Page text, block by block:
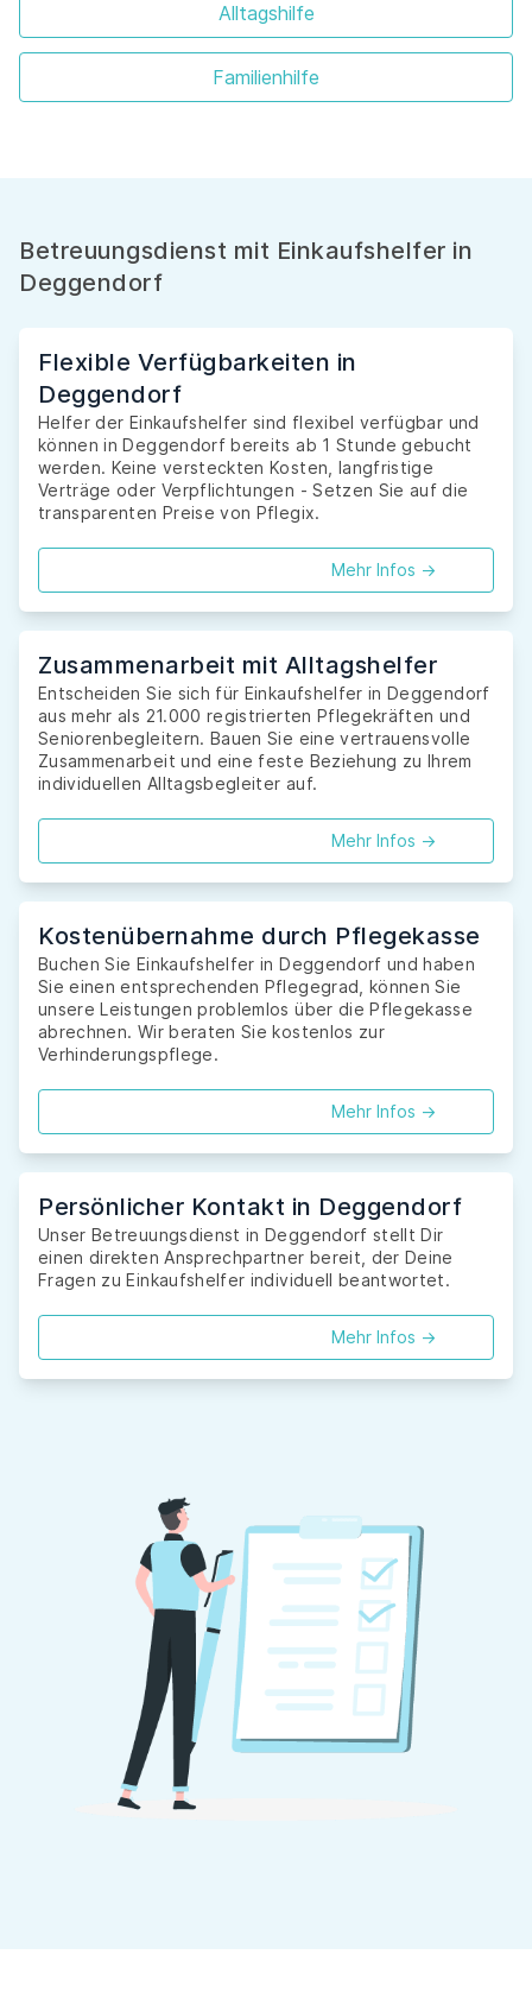
Alltagshilfe
Familienhilfe
Betreuungsdienst mit Einkaufshelfer in
Deggendorf
Flexible Verfügbarkeiten in
Deggendorf
Helfer der Einkaufshelfer sind flexibel verfügbar und
können in Deggendorf bereits ab 1 Stunde gebucht
werden. Keine versteckten Kosten, langfristige
Verträge oder Verpflichtungen - Setzen Sie auf die
transparenten Preise von Pflegix.
Mehr Infos ->
Zusammenarbeit mit Alltagshelfer
Entscheiden Sie sich für Einkaufshelfer in Deggendorf
aus mehr als 21.000 registrierten Pflegekräften und
Seniorenbegleitern. Bauen Sie eine vertrauensvolle
Zusammenarbeit und eine feste Beziehung zu Ihrem
individuellen Alltagsbegleiter auf.
Mehr Infos ->
Kostenübernahme durch Pflegekasse
Buchen Sie Einkaufshelfer in Deggendorf und haben
Sie einen entsprechenden Pflegegrad, können Sie
unsere Leistungen problemlos über die Pflegekasse
abrechnen. Wir beraten Sie kostenlos zur
Verhinderungspflege.
Mehr Infos ->
Persönlicher Kontakt in Deggendorf
Unser Betreuungsdienst in Deggendorf stellt Dir
einen direkten Ansprechpartner bereit, der Deine
Fragen zu Einkaufshelfer individuell beantwortet.
Mehr Infos ->